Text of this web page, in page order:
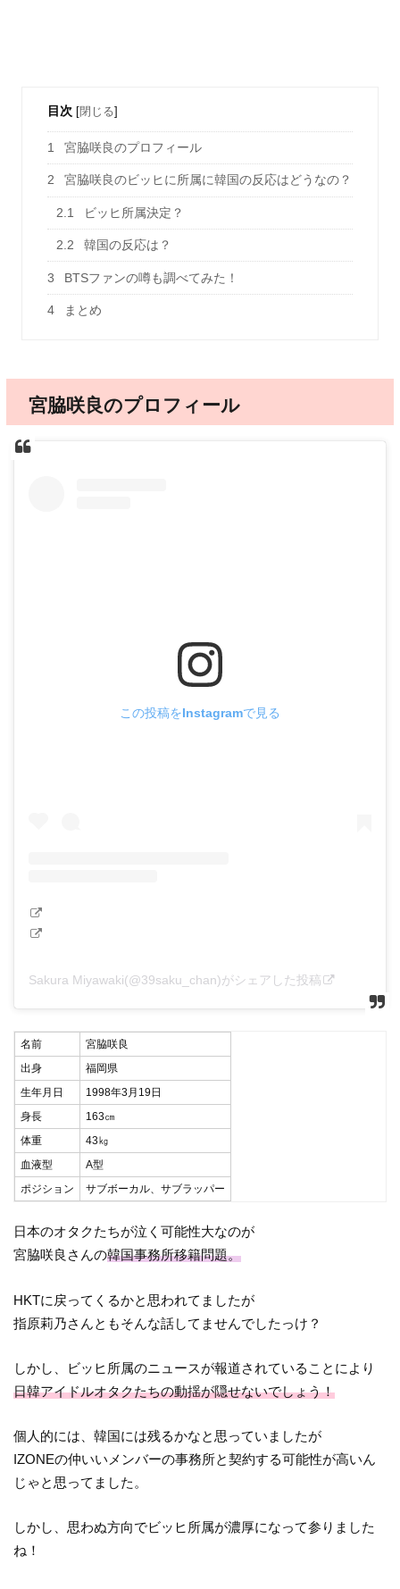
目次 [閉じる]
1 宮脇咲良のプロフィール
2 宮脇咲良のビッヒに所属に韓国の反応はどうなの？
2.1 ビッヒ所属決定？
2.2 韓国の反応は？
3 BTSファンの噂も調べてみた！
4 まとめ
宮脇咲良のプロフィール
この投稿をInstagramで見る
Sakura Miyawaki(@39saku_chan)がシェアした投稿
名前
宮脇咲良
出身
福岡県
生年月日
1998年3月19日
身長
163㎝
体重
43㎏
血液型
A型
ポジション
サブボーカル、サブラッパー
日本のオタクたちが泣く可能性大なのが
宮脇咲良さんの韓国事務所移籍問題。
HKTに戻ってくるかと思われてましたが
指原莉乃さんともそんな話してませんでしたっけ？
しかし、ビッヒ所属のニュースが報道されていることにより
日韓アイドルオタクたちの動揺が隠せないでしょう！
個人的には、韓国には残るかなと思っていましたが
IZONEの仲いいメンバーの事務所と契約する可能性が高いん
じゃと思ってました。
しかし、思わぬ方向でビッヒ所属が濃厚になって参りました
ね！